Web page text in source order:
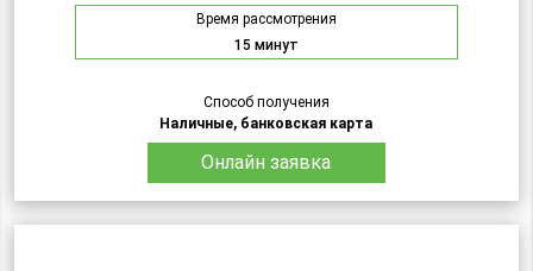
Время рассмотрения
15 минут
Способ получения
Наличные, банковская карта
Онлайн заявка